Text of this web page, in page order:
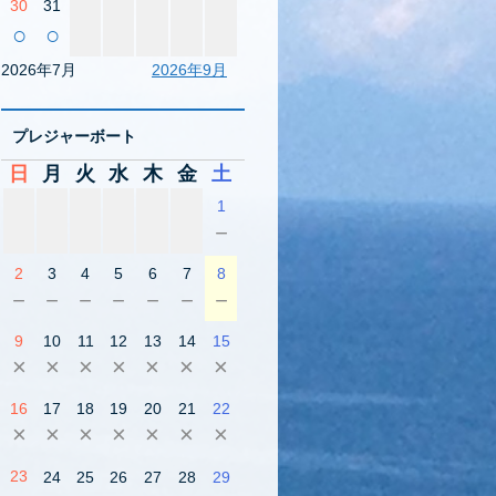
30
○
31
○
2026年7月 2026年9月
プレジャーボート
日 月 火 水 木 金 土
1
－
2
－
3
－
4
－
5
－
6
－
7
－
8
－
9
×
10
×
11
×
12
×
13
×
14
×
15
×
16
×
17
×
18
×
19
×
20
×
21
×
22
×
23 24 25 26 27 28 29